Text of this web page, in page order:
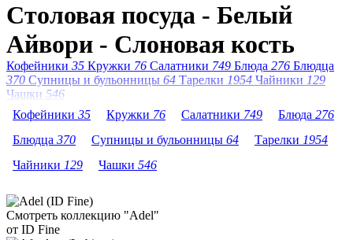
Столовая посуда - Белый
Айвори - Слоновая кость
Кофейники 35 Кружки 76 Салатники 749 Блюда 276 Блюдца
370 Супницы и бульонницы 64 Тарелки 1954 Чайники 129
Чашки 546
Кофейники 35 Кружки 76 Салатники 749 Блюда 276
Блюдца 370 Супницы и бульонницы 64 Тарелки 1954
Чайники 129 Чашки 546
Смотреть коллекцию "Adel"
от ID Fine